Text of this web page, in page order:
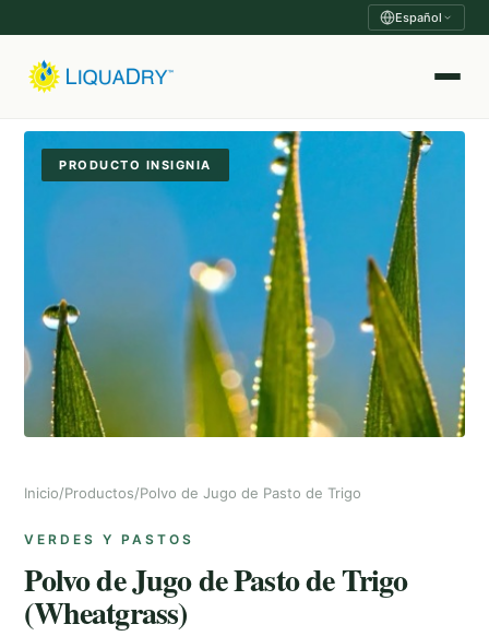
Español
PRODUCTO INSIGNIA
Inicio/Productos/Polvo de Jugo de Pasto de Trigo
VERDES Y PASTOS
Polvo de Jugo de Pasto de Trigo
(Wheatgrass)